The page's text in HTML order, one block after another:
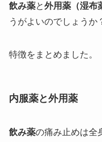
飲み薬と 外用薬（湿布
うがよいのでしょうか
特徴をまとめました。
内服薬と外用薬
飲み薬の痛み止めは全